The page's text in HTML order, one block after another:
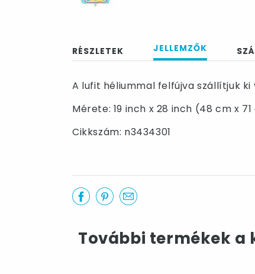
RÉSZLETEK JELLEMZŐK
A lufit héliummal felfújva szállítjuk
Mérete: 19 inch x 28 inch (48 cm x
Cikkszám: n3434301
További termékek a